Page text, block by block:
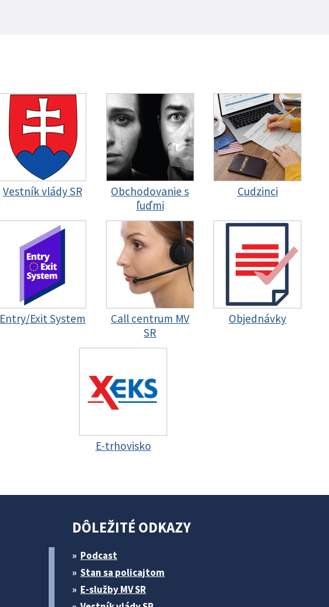
Vestník vlády SR
Obchodovanie s
ľuďmi
Cudzinci
Entry/Exit System
Call centrum MV
SR
Objednávky
E-trhovisko
DÔLEŽITÉ ODKAZY
Podcast
Stan sa policajtom
E-služby MV SR